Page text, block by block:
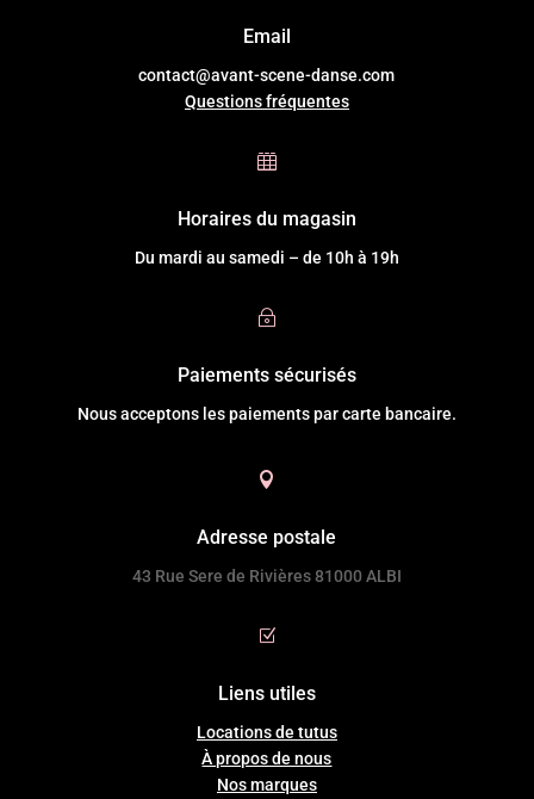
Email
contact@avant-scene-danse.com
Questions fréquentes

Horaires du magasin
Du mardi au samedi – de 10h à 19h
~
Paiements sécurisés
Nous acceptons les paiements par carte bancaire.

Adresse postale
43 Rue Sere de Rivières 81000 ALBI
Z
Liens utiles
Locations de tutus
À propos de nous
Nos marques